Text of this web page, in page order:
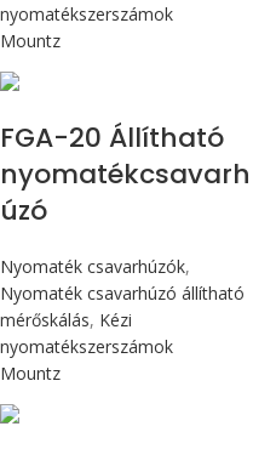
nyomatékszerszámok
Mountz
FGA-20 Állítható
nyomatékcsavarh
úzó
Nyomaték csavarhúzók,
Nyomaték csavarhúzó állítható
mérőskálás, Kézi
nyomatékszerszámok
Mountz